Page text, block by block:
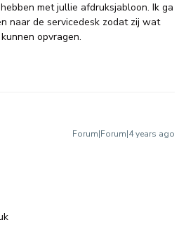
met jullie afdruksjabloon. Ik ga
naar de servicedesk zodat zij wat
opvragen.
Forum|Forum|4 years ago